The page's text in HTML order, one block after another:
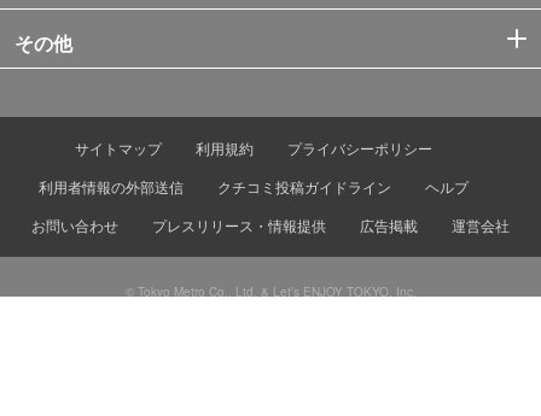
その他
サイトマップ 利用規約
プライバシーポリシー
利用者情報の外部送信
クチコミ投稿ガイドライン
ヘルプ
お問い合わせ
プレスリリース・情報提供 広告掲載 運営会社
© Tokyo Metro Co., Ltd. & Let’s ENJOY TOKYO, Inc.